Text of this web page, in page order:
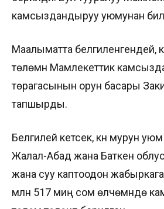
камсыздандыруу уюмунан
Маалыматта
төлөмүн Мамлекеттик
төрагасынын орун басары
тапшырды.
Белгилей кетсек, күн мурун
Жалал-Абад жана Баткен
жана суу каптоодон
млн 517 миң сом өлчөмүндө